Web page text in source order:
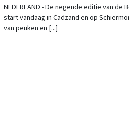
STRANDOPRUIMACTIE
VRIJWILLIGERS
NEDERLAND - De negende editie van de
start vandaag in Cadzand en op
van peuken en [...]